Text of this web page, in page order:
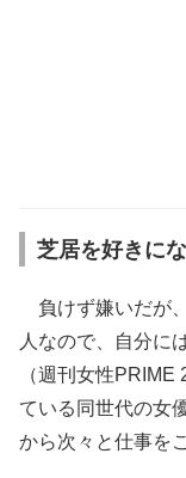
芝居を好きに
負けず嫌いだが
人なので、自分に
（週刊女性
ている同世代の女
から次々と仕事を